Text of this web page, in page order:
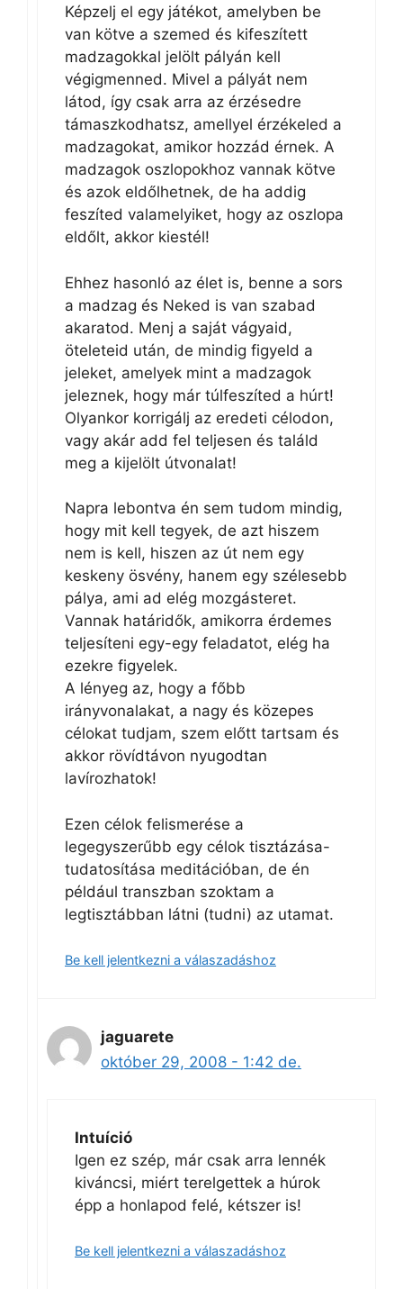
Képzelj el egy játékot, amelyben be
van kötve a szemed és kifeszített
madzagokkal jelölt pályán kell
végigmenned. Mivel a pályát nem
látod, így csak arra az érzésedre
támaszkodhatsz, amellyel érzékeled a
madzagokat, amikor hozzád érnek. A
madzagok oszlopokhoz vannak kötve
és azok eldőlhetnek, de ha addig
feszíted valamelyiket, hogy az oszlopa
eldőlt, akkor kiestél!
Ehhez hasonló az élet is, benne a sors
a madzag és Neked is van szabad
akaratod. Menj a saját vágyaid,
öteleteid után, de mindig figyeld a
jeleket, amelyek mint a madzagok
jeleznek, hogy már túlfeszíted a húrt!
Olyankor korrigálj az eredeti célodon,
vagy akár add fel teljesen és találd
meg a kijelölt útvonalat!
Napra lebontva én sem tudom mindig,
hogy mit kell tegyek, de azt hiszem
nem is kell, hiszen az út nem egy
keskeny ösvény, hanem egy szélesebb
pálya, ami ad elég mozgásteret.
Vannak határidők, amikorra érdemes
teljesíteni egy-egy feladatot, elég ha
ezekre figyelek.
A lényeg az, hogy a főbb
irányvonalakat, a nagy és közepes
célokat tudjam, szem előtt tartsam és
akkor rövídtávon nyugodtan
lavírozhatok!
Ezen célok felismerése a
legegyszerűbb egy célok tisztázása-
tudatosítása meditációban, de én
például transzban szoktam a
legtisztábban látni (tudni) az utamat.
Be kell jelentkezni a válaszadáshoz
jaguarete
október 29, 2008 - 1:42 de.
Intuíció
Igen ez szép, már csak arra lennék
kiváncsi, miért terelgettek a húrok
épp a honlapod felé, kétszer is!
Be kell jelentkezni a válaszadáshoz